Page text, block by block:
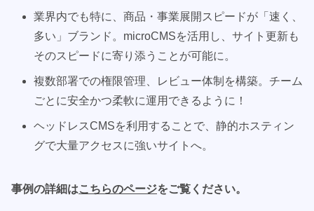
業界内でも特に、商品・事業展開スピードが「速く、
多い」ブランド。microCMSを活用し、サイト更新も
そのスピードに寄り添うことが可能に。
複数部署での権限管理、レビュー体制を構築。チーム
ごとに安全かつ柔軟に運用できるように！
ヘッドレスCMSを利用することで、静的ホスティン
グで大量アクセスに強いサイトへ。
事例の詳細はこちらのページをご覧ください。